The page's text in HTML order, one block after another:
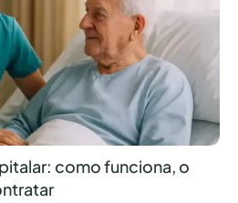
como funciona, o